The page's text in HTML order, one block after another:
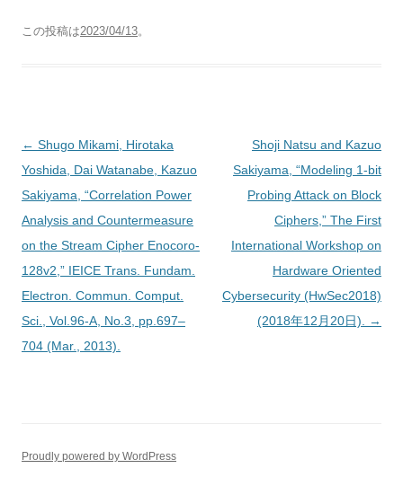
この投稿は2023/04/13。
投
稿
ナ
ビ
ゲ
ー
シ
ョ
ン
← Shugo Mikami, Hirotaka
Yoshida, Dai Watanabe, Kazuo
Sakiyama, “Correlation Power
Analysis and Countermeasure
on the Stream Cipher Enocoro-
128v2,” IEICE Trans. Fundam.
Electron. Commun. Comput.
Sci., Vol.96-A, No.3, pp.697–
704 (Mar., 2013).
Shoji Natsu and Kazuo
Sakiyama, “Modeling 1-bit
Probing Attack on Block
Ciphers,” The First
International Workshop on
Hardware Oriented
Cybersecurity (HwSec2018)
(2018年12月20日). →
Proudly powered by WordPress